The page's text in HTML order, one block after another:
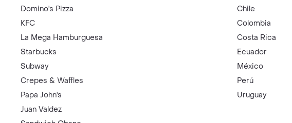
Domino's Pizza
KFC
La Mega Hamburguesa
Starbucks
Subway
Crepes & Waffles
Papa John's
Juan Valdez
Chile
Colombia
Costa Rica
Ecuador
México
Perú
Uruguay